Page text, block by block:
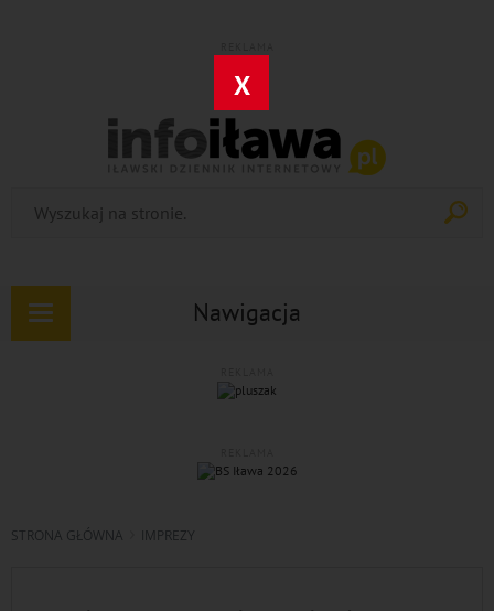
X
Nawigacja
Rozwiń
STRONA GŁÓWNA IMPREZY